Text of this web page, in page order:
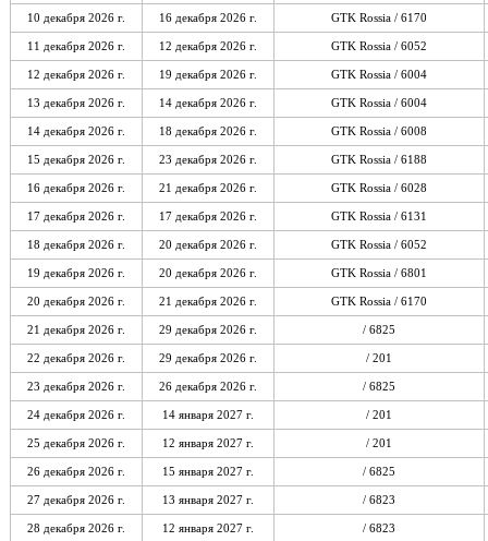
10 декабря 2026 г. 16 декабря 2026 г. GTK Rossia / 6170
11 декабря 2026 г. 12 декабря 2026 г. GTK Rossia / 6052
12 декабря 2026 г. 19 декабря 2026 г. GTK Rossia / 6004
13 декабря 2026 г. 14 декабря 2026 г. GTK Rossia / 6004
14 декабря 2026 г. 18 декабря 2026 г. GTK Rossia / 6008
15 декабря 2026 г. 23 декабря 2026 г. GTK Rossia / 6188
16 декабря 2026 г. 21 декабря 2026 г. GTK Rossia / 6028
17 декабря 2026 г. 17 декабря 2026 г. GTK Rossia / 6131
18 декабря 2026 г. 20 декабря 2026 г. GTK Rossia / 6052
19 декабря 2026 г. 20 декабря 2026 г. GTK Rossia / 6801
20 декабря 2026 г. 21 декабря 2026 г. GTK Rossia / 6170
21 декабря 2026 г. 29 декабря 2026 г. / 6825
22 декабря 2026 г. 29 декабря 2026 г. / 201
23 декабря 2026 г. 26 декабря 2026 г. / 6825
24 декабря 2026 г. 14 января 2027 г. / 201
25 декабря 2026 г. 12 января 2027 г. / 201
26 декабря 2026 г. 15 января 2027 г. / 6825
27 декабря 2026 г. 13 января 2027 г. / 6823
28 декабря 2026 г. 12 января 2027 г. / 6823